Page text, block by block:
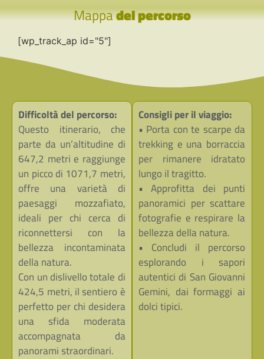
Mappadel percorso
[wp_track_ap id="5"]
Difficoltà del percorso:
Questo itinerario, che
parte da un’altitudine di
647,2 metri e raggiunge
un picco di 1071,7 metri,
offre una varietà di
paesaggi mozzafiato,
ideali per chi cerca di
riconnettersi con la
bellezza incontaminata
della natura.
Con un dislivello totale di
424,5 metri, il sentiero è
perfetto per chi desidera
una sfida moderata
accompagnata da
panorami straordinari.
Consigli per il viaggio:
• Porta con te scarpe da
trekking e una borraccia
per rimanere idratato
lungo il tragitto.
• Approfitta dei punti
panoramici per scattare
fotografie e respirare la
bellezza della natura.
• Concludi il percorso
esplorando i sapori
autentici di San Giovanni
Gemini, dai formaggi ai
dolci tipici.